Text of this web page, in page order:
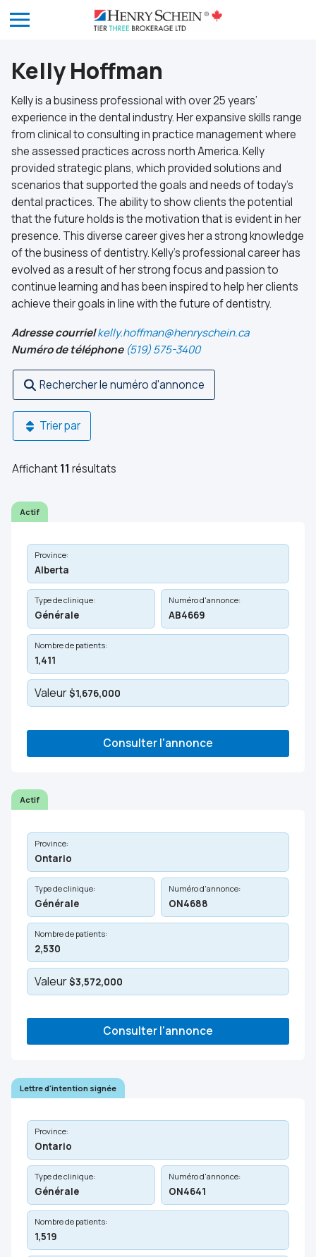
Kelly Hoffman
Kelly is a business professional with over 25 years’
experience in the dental industry. Her expansive skills range
from clinical to consulting in practice management where
she assessed practices across north America. Kelly
provided strategic plans, which provided solutions and
scenarios that supported the goals and needs of today’s
dental practices. The ability to show clients the potential
that the future holds is the motivation that is evident in her
presence. This diverse career gives her a strong knowledge
of the business of dentistry. Kelly’s professional career has
evolved as a result of her strong focus and passion to
continue learning and has been inspired to help her clients
achieve their goals in line with the future of dentistry.
Adresse courrielkelly.hoffman@henryschein.ca
Numéro de téléphone (519) 575-3400
Rechercher le numéro d'annonce
Trier par
Affichant11 résultats
Actif
Province:
Alberta
Type de clinique:
Générale
Numéro d'annonce:
AB4669
Nombre de patients:
1,411
Valeur$1,676,000
Consulter l'annonce
Actif
Province:
Ontario
Type de clinique:
Générale
Numéro d'annonce:
ON4688
Nombre de patients:
2,530
Valeur$3,572,000
Consulter l'annonce
Lettre d'intention signée
Province:
Ontario
Type de clinique:
Générale
Numéro d'annonce:
ON4641
Nombre de patients:
1,519